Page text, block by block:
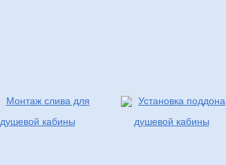
Монтаж слива для
душевой кабины
Установка поддона
душевой кабины